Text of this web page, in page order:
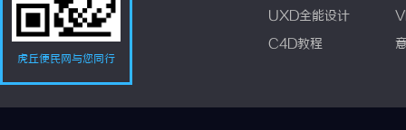
虎丘便民网与您同行
UXD全能设计
C4D教程